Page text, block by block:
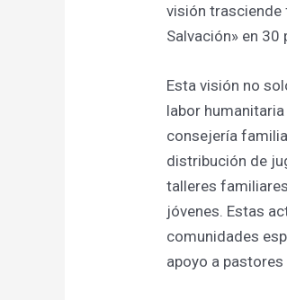
visión trasciende
Salvación» en 30
Esta visión no
labor
consejería
distribución de
talleres
jóvenes. Estas
comunidades
apoyo a